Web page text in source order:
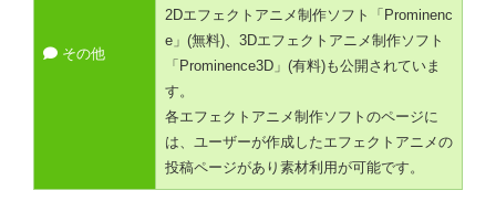
その他
2Dエフェクトアニメ制作ソフト「Prominenc
e」(無料)、3Dエフェクトアニメ制作ソフト
「Prominence3D」(有料)も公開されていま
す。
各エフェクトアニメ制作ソフトのページに
は、ユーザーが作成したエフェクトアニメの
投稿ページがあり素材利用が可能です。